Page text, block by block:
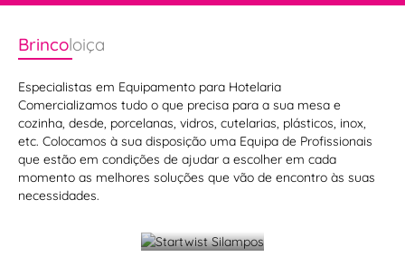
Brincoloiça
Especialistas em Equipamento para Hotelaria
Comercializamos tudo o que precisa para a sua mesa e
cozinha, desde, porcelanas, vidros, cutelarias, plásticos, inox,
etc. Colocamos à sua disposição uma Equipa de Profissionais
que estão em condições de ajudar a escolher em cada
momento as melhores soluções que vão de encontro às suas
necessidades.
Startwist
Microplane:
os
melhores
raspadores
mundo!